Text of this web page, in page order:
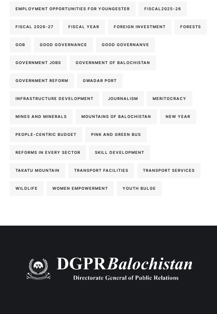
EMPLOYMENT OPPORTUNITIES FOR YOUNGESTER FISCAL2025-26
FISCAL 2026-27 FISCAL YEAR FOREIGN INVESTMENT FORESTS
GOB GOOD GOVERNANCE GOOD GOVERNANVE
GOVERNMENT JOBS GOVERNMENT OF BALOCHISTAN
GOVERNMENT REFORM GWADAR PORT
INFRASTRUCTURE DEVELOPMENT JOURNALISM MERITOCRACY
MINES AND MINERALS MOUNTAINS OF BALOCHISTAN NEW YEAR
PEOPLE-CENTRIC BUDGET PINK AND GREEN BUS
REFORMS IN EVERY SECTOR SKILL DEVELOPMENT
TAKATU MOUNTAIN TRANSPORT FACILITIES TRANSPORT SERVICES
WILDLIFE WOMEN EMPOWERMENT YOUTH BULGE